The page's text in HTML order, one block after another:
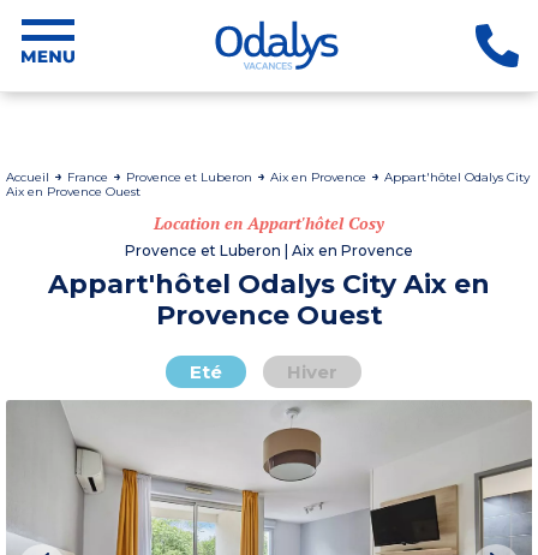
Accueil France Provence et Luberon Aix en Provence
Appart'hôtel Odalys City
Aix en Provence Ouest
Location en Appart'hôtel Cosy
Provence et Luberon | Aix en Provence
Appart'hôtel Odalys City Aix en
Provence Ouest
Eté Hiver